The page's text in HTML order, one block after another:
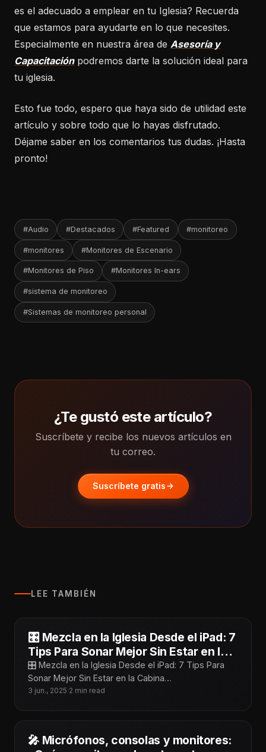
es el adecuado a emplear en tu Iglesia? Recuerda
que estamos para ayudarte en lo que necesites.
Especialmente en nuestra área de Asesoría y
Capacitaciónpodremos darte la solución ideal para
tu iglesia.
Esto fue todo, espero que haya sido de utilidad este
artículo y sobre todo que lo hayas disfrutado.
Déjame saber en los comentarios tus dudas. ¡Hasta
pronto!
#Audio #Destacados #Featured #monitoreo
#monitores #Monitores de Escenario
#Monitores de Piso #Monitores In-ears
#sistema de monitoreo
#Sistemas de monitoreo personal
¿Te gustó este artículo?
Suscríbete y recibe los nuevos artículos en
tu correo.
Suscríbete gratis
LEE TAMBIÉN
🎛️ Mezcla en la Iglesia Desde el iPad: 7
Tips Para Sonar Mejor Sin Estar en la
Cabina
🎛️ Mezcla en la Iglesia Desde el iPad: 7 Tips Para
Sonar Mejor Sin Estar en la Cabina
¡Tecnoiglesiólogos! Mezclar desde
3 jun., 2025·2 min read
🎤 Micrófonos, consolas y monitores: